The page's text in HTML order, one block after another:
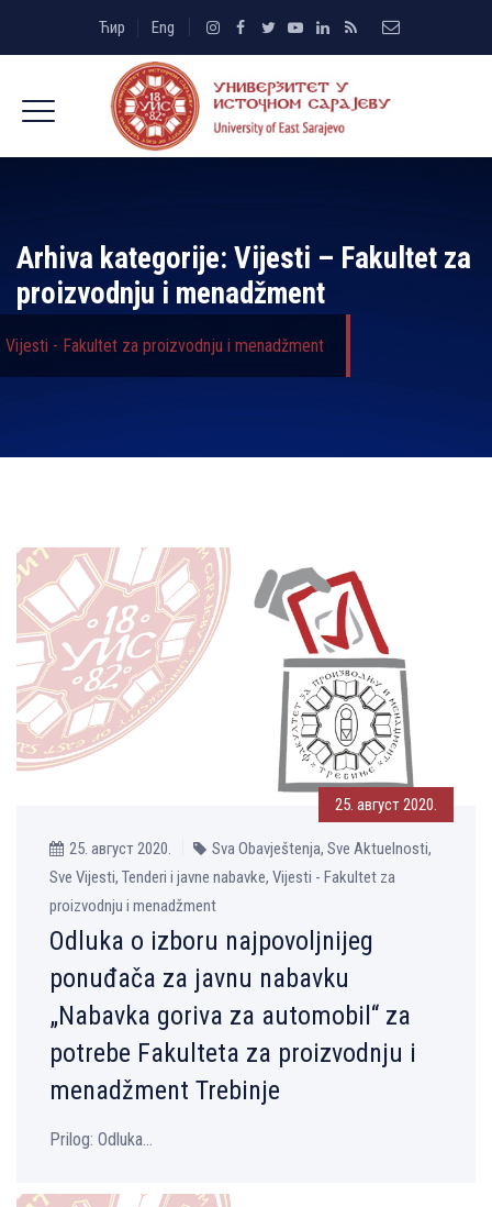
Ћир Eng
Arhiva kategorije: Vijesti – Fakultet za
proizvodnju i menadžment
Vijesti - Fakultet za proizvodnju i menadžment
25. август 2020.
25. август 2020.
Sva Obavještenja, Sve Aktuelnosti,
Sve Vijesti, Tenderi i javne nabavke, Vijesti - Fakultet za
proizvodnju i menadžment
Odluka o izboru najpovolјnijeg
ponuđača za javnu nabavku
„Nabavka goriva za automobil“ za
potrebe Fakulteta za proizvodnju i
menadžment Trebinje
Prilog: Оdluka...